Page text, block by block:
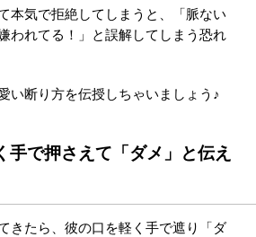
本気で拒絶してしまうと、「脈ない
われてる！」と誤解してしまう恐れ
い断り方を伝授しちゃいましょう♪
手で押さえて「ダメ」と伝え
きたら、彼の口を軽く手で遮り「ダ